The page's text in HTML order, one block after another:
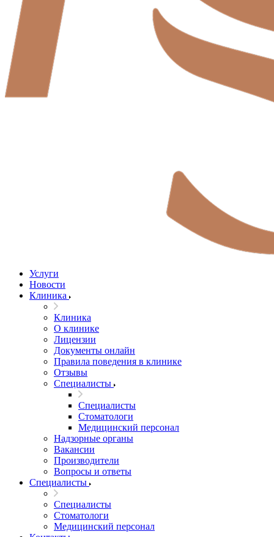
Услуги
Новости
Клиника
Клиника
О клинике
Лицензии
Документы онлайн
Правила поведения в клинике
Отзывы
Специалисты
Специалисты
Стоматологи
Медицинский персонал
Надзорные органы
Вакансии
Производители
Вопросы и ответы
Специалисты
Специалисты
Стоматологи
Медицинский персонал